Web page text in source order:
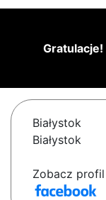
Gratulacje!
Białystok
Białystok
Zobacz